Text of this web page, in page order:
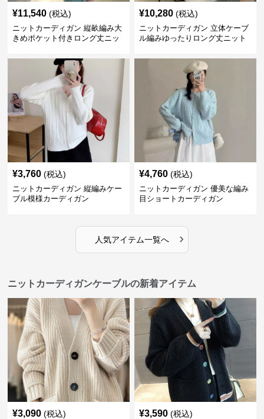
¥11,540 (税込)
ニットカーディガン 縦畝編み大
きめポケット付きロング丈ニッ
¥10,280 (税込)
ニットカーディガン 立体ケーブ
ル編みゆったりロング丈ニット
¥3,760 (税込)
ニットカーディガン 縦編みケー
ブル模様カーディガン
¥4,760 (税込)
ニットカーディガン 優美な編み
目ショートカーディガン
人気アイテム一覧へ ›
ニットカーディガンケーブルの新着アイテム
¥3,090 (税込) ¥3,590 (税込)